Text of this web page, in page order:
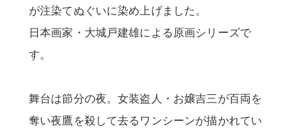
が注染てぬぐいに染め上げました。
日本画家・大城戸建雄による原画シリーズで
す。
舞台は節分の夜。女装盗人・お嬢吉三が百両を
奪い夜鷹を殺して去るワンシーンが描かれてい